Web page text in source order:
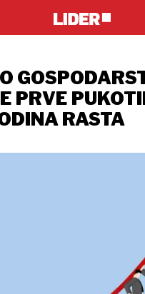
PRVE
RASTA